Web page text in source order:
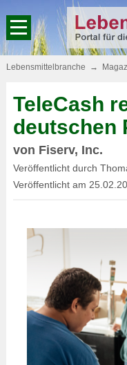
Lebensmittelbranche →
TeleCash
deutschen
von Fiserv, Inc.
Veröffentlicht durch
Veröffentlicht am